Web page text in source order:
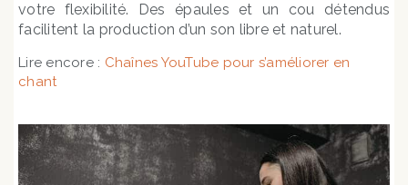
votre flexibilité. Des épaules et un cou détendus
facilitent la production d’un son libre et naturel.
Lire encore : Chaînes YouTube pour s’améliorer en
chant